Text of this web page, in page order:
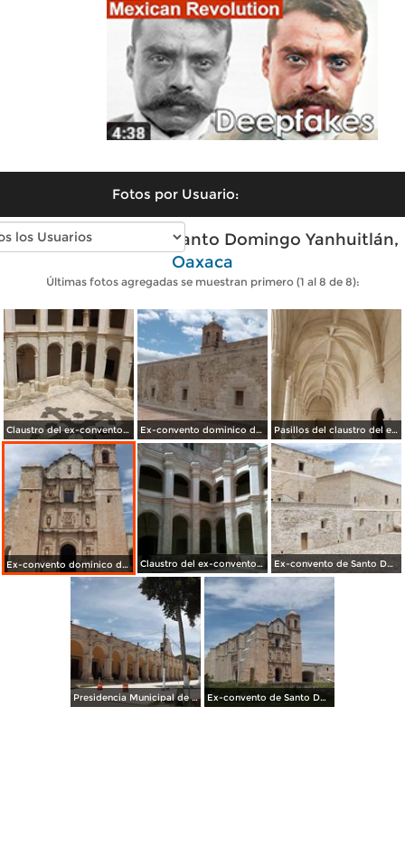
Fotos por Usuario:
Fotos modernas de Santo Domingo Yanhuitlán,
Oaxaca
Últimas fotos agregadas se muestran primero (1 al 8 de 8):
Claustro del ex-convento dominico del siglo XVI. Julio/2014 Ex-convento dominico del siglo XVI. Julio/2014 Pasillos del claustro del ex-convento dominico. Julio/2014
Ex-convento dominico del siglo XVI. Julio/2014 Claustro del ex-convento de Santo Domingo Siglo XVI. Julio/2014 Ex-convento de Santo Domingo Siglo XVI. Julio/2014
Presidencia Municipal de Yanhuitlán. Julio/2014 Ex-convento de Santo Domingo siglo XVI. Julio/2014